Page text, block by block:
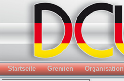
Startseite Gremien Organisation